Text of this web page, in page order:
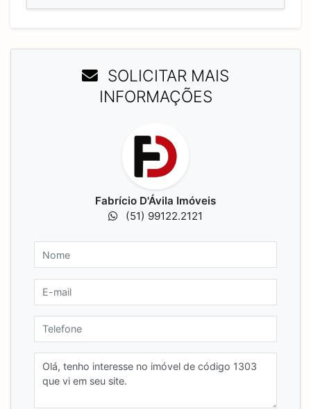
SOLICITAR MAIS
INFORMAÇÕES
Fabrício D'Ávila Imóveis
(51) 99122.2121